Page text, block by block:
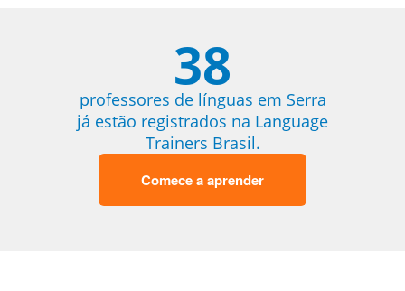
38
professores de línguas em Serra
já estão registrados na Language
Trainers Brasil.
Comece a aprender